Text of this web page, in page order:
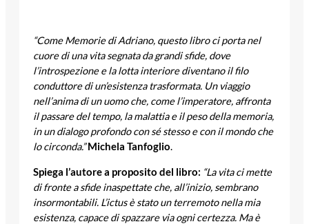
“Come Memorie di Adriano, questo libro ci porta nel
cuore di una vita segnata da grandi sfide, dove
l’introspezione e la lotta interiore diventano il filo
conduttore di un’esistenza trasformata. Un viaggio
nell’anima di un uomo che, come l’imperatore, affronta
il passare del tempo, la malattia e il peso della memoria,
in un dialogo profondo con sé stesso e con il mondo che
lo circonda.” Michela Tanfoglio.
Spiega l’autore a proposito del libro: “La vita ci mette
di fronte a sfide inaspettate che, all’inizio, sembrano
insormontabili. L’ictus è stato un terremoto nella mia
esistenza, capace di spazzare via ogni certezza. Ma è